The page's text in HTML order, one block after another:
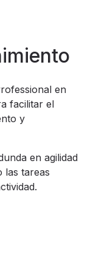
en
facilitar el
y
en agilidad
las tareas